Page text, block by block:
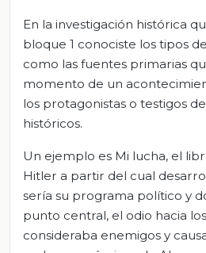
En la investigación histórica
bloque 1 conociste los tipos
como las fuentes primarias
momento de un
los protagonistas o testigos
históricos.
Un ejemplo es Mi lucha, el
Hitler a partir del cual
sería su programa político y
punto central, el odio hacia
consideraba enemigos y